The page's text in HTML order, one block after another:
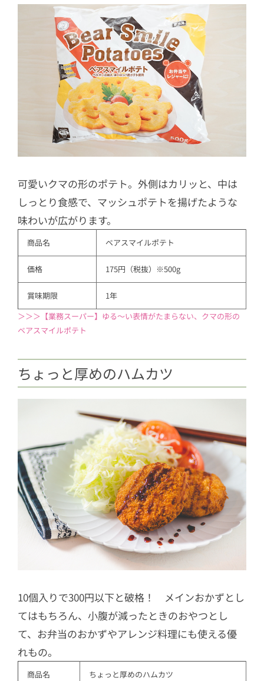
可愛いクマの形のポテト。外側はカリッと、中は
しっとり食感で、マッシュポテトを揚げたような
味わいが広がります。
商品名 ベアスマイルポテト
価格 175円（税抜）※500g
賞味期限
1年
＞＞＞【業務スーパー】ゆる〜い表情がたまらない、クマの形の
ベアスマイルポテト
ちょっと厚めのハムカツ
10個入りで300円以下と破格！ メインおかずとし
てはもちろん、小腹が減ったときのおやつとし
て、お弁当のおかずやアレンジ料理にも使える優
れもの。
商品名 ちょっと厚めのハムカツ